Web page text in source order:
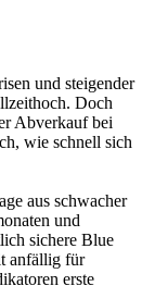
und steigender
Doch
Abverkauf bei
wie schnell sich
aus schwacher
und
sichere Blue
anfällig für
erste